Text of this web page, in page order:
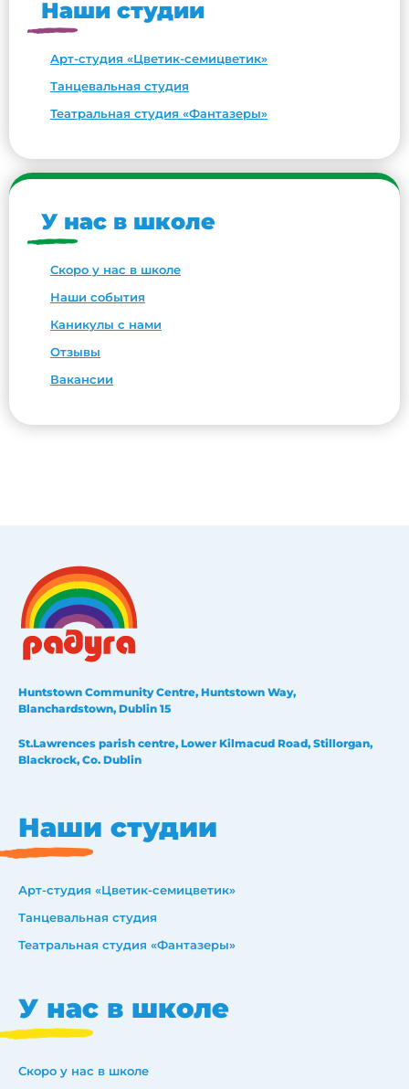
Наши студии
Арт-студия «Цветик-семицветик»
Танцевальная студия
Театральная студия «Фантазеры»
У нас в школе
Скоро у нас в школе
Наши события
Каникулы с нами
Отзывы
Вакансии
Huntstown Community Centre, Huntstown Way,
Blanchardstown, Dublin 15
St.Lawrences parish centre, Lower Kilmacud Road, Stillorgan,
Blackrock, Co. Dublin
Наши студии
Арт-студия «Цветик-семицветик»
Танцевальная студия
Театральная студия «Фантазеры»
У нас в школе
Скоро у нас в школе